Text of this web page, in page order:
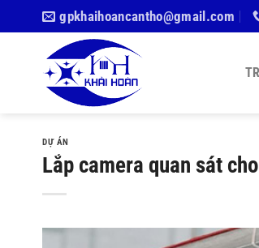
qua
gpkhaihoancantho@gmail.com
DỰ ÁN
Lắp camera quan sát